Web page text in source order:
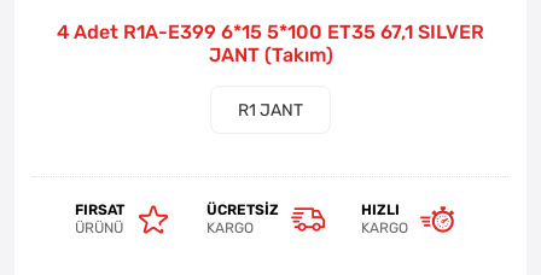
4 Adet R1A-E399 6*15 5*100 ET35 67,1 SILVER
JANT (Takım)
R1 JANT
FIRSAT
ÜRÜNÜ
ÜCRETSIZ
KARGO
HIZLI
KARGO